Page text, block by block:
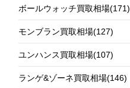
ボールウォッチ買取相場(171)
モンブラン買取相場(127)
ユンハンス買取相場(107)
ランゲ&ゾーネ買取相場(146)